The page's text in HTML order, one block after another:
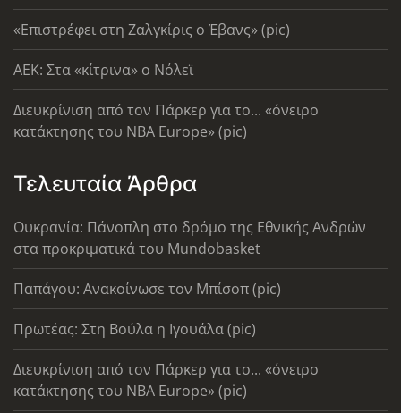
«Επιστρέφει στη Ζαλγκίρις ο Έβανς» (pic)
AEK: Στα «κίτρινα» ο Νόλεϊ
Διευκρίνιση από τον Πάρκερ για το... «όνειρο
κατάκτησης του ΝΒΑ Europe» (pic)
Τελευταία Άρθρα
Ουκρανία: Πάνοπλη στο δρόμο της Εθνικής Ανδρών
στα προκριματικά του Mundobasket
Παπάγου: Ανακοίνωσε τον Μπίσοπ (pic)
Πρωτέας: Στη Βούλα η Ιγουάλα (pic)
Διευκρίνιση από τον Πάρκερ για το... «όνειρο
κατάκτησης του ΝΒΑ Europe» (pic)